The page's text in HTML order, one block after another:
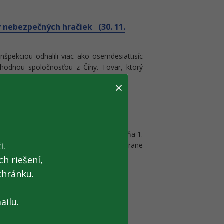
hračiek (30. 11.
odhalili viac ako osemdesiattisíc
spoločnosťou z Číny. Tovar, ktorý
colníkov.
slovensko-ukrajinskom
(30. 11. 2016)
Slemence – Mali Selmenci bude dňa 1.
prevádzka na slovenskej strane
(28. 11. 2016)
aplikácií virtuálnej registračnej
a pridali viaceré funkcionality,
a tlač pokladničných dokladov a
×
riešení,